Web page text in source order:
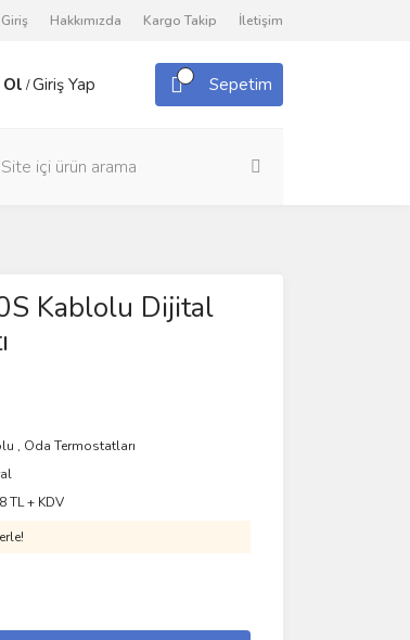
Hakkımızda Kargo Takip İletişim
Ol /Giriş Yap Sepetim
Kablolu Dijital
, Oda Termostatları
TL + KDV